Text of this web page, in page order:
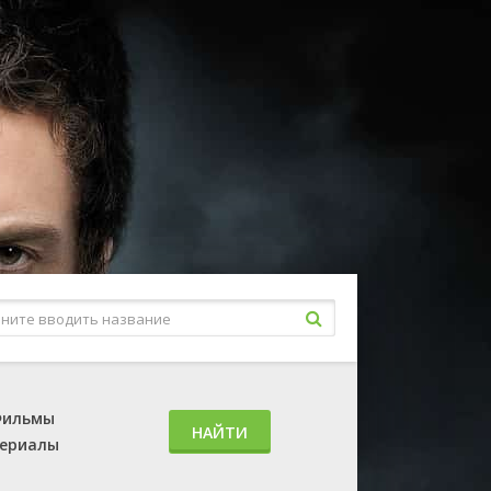
НАЙТИ